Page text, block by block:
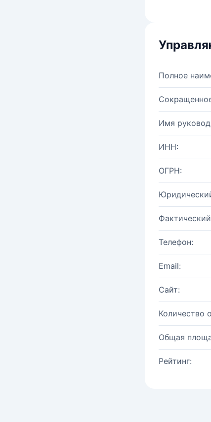
Полное
Имя
ИНН:
ОГРН:
Телефон:
Email:
Сайт:
Количество
Общая
Рейтинг: